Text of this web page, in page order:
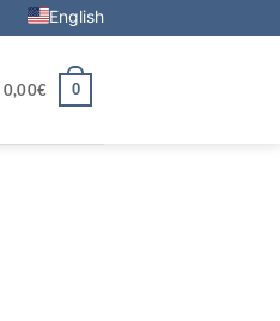
English
0,00€ 0